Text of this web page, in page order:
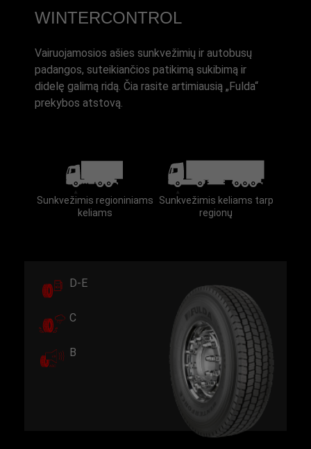
WINTERCONTROL
Vairuojamosios ašies sunkvežimių ir autobusų
padangos, suteikiančios patikimą sukibimą ir
didelę galimą ridą. Čia rasite artimiausią „Fulda“
prekybos atstovą.
Sunkvežimis regioniniams
keliams
Sunkvežimis keliams tarp
regionų
D-E
C
B